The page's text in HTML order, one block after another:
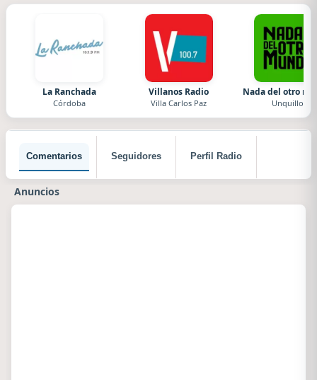
La Ranchada
Córdoba
Villanos Radio
Villa Carlos Paz
Nada del otro
Unquillo
Comentarios Seguidores Perfil Radio
Anuncios